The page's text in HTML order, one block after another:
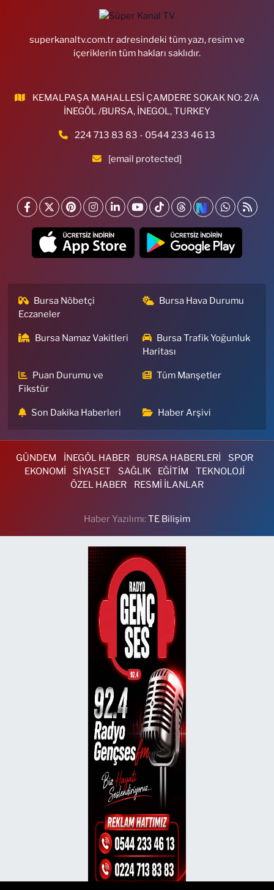
superkanaltv.com.tr adresindeki tüm yazı, resim ve
içeriklerin tüm hakları saklıdır.
KEMALPAŞA MAHALLESİ ÇAMDERE SOKAK NO: 2/A
İNEGÖL /BURSA, İNEGOL, TURKEY
224 713 83 83 - 0544 233 46 13
[email protected]
Bursa Nöbetçi
Eczaneler
Bursa Hava Durumu
Bursa Namaz Vakitleri
Bursa Trafik Yoğunluk
Haritası
Puan Durumu ve
Fikstür
Tüm Manşetler
Son Dakika Haberleri Haber Arşivi
GÜNDEM İNEGÖL HABER BURSA HABERLERİ
SPOR
EKONOMİ
SİYASET SAĞLIK EĞİTİM
TEKNOLOJİ
ÖZEL HABER
RESMİ İLANLAR
Haber Yazılımı:TE Bilişim